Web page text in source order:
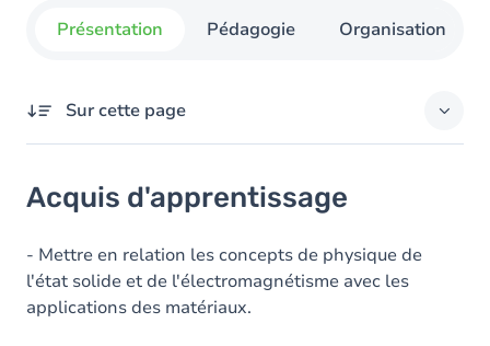
Présentation Pédagogie Organisation
Sur cette page
Objectifs
Contenu
Table des matières
Acquis d'apprentissage
- Mettre en relation les concepts de physique de
l'état solide et de l'électromagnétisme avec les
applications des matériaux.